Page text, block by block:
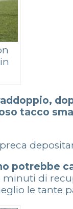
tacco
potrebbe
di
le tante